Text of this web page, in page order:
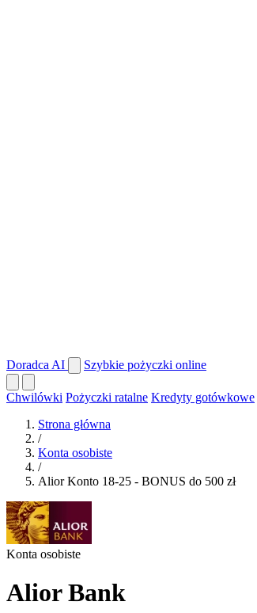
Doradca AI Szybkie pożyczki online
Chwilówki Pożyczki ratalne Kredyty gotówkowe
Strona główna
/
Konta osobiste
/
Alior Konto 18-25 - BONUS do 500 zł
Konta osobiste
Alior Bank